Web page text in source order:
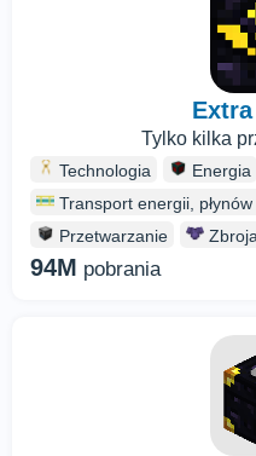
Tylko kilka
Technologia
Energia
Transport energii,
Przetwarzanie
94M pobrania